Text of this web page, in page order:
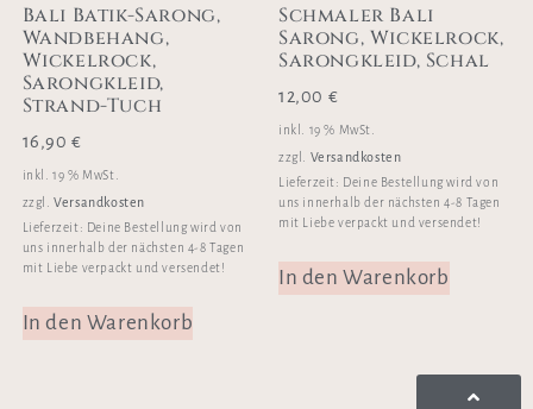
Bali Batik-Sarong,
Wandbehang,
Wickelrock,
Sarongkleid,
Strand-Tuch
16,90€
inkl. 19 % MwSt.
zzgl.Versandkosten
Lieferzeit: Deine Bestellung wird von
uns innerhalb der nächsten 4-8 Tagen
mit Liebe verpackt und versendet!
In den Warenkorb
Schmaler Bali
Sarong, Wickelrock,
Sarongkleid, Schal
12,00 €
inkl. 19 % MwSt.
zzgl. Versandkosten
Lieferzeit: Deine Bestellung wird von
uns innerhalb der nächsten 4-8 Tagen
mit Liebe verpackt und versendet!
In den Warenkorb